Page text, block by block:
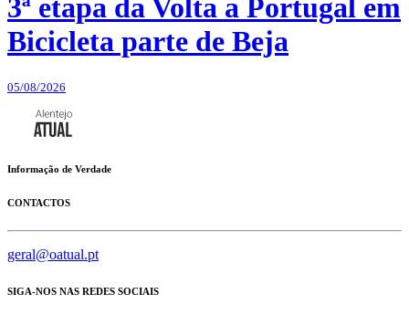
3ª etapa da Volta a Portugal em
Bicicleta parte de Beja
05/08/2026
Informação de Verdade
CONTACTOS
geral@oatual.pt
SIGA-NOS NAS REDES SOCIAIS